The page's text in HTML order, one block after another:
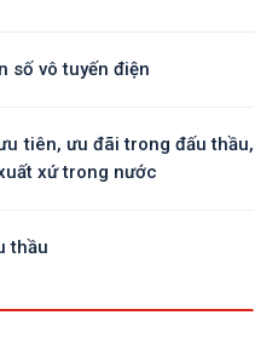
số vô tuyến điện
tiên, ưu đãi trong đấu thầu,
xứ trong nước
thầu